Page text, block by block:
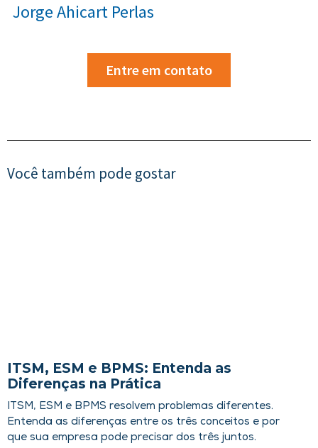
Jorge Ahicart Perlas
Entre em contato
Você também pode gostar
ITSM, ESM e BPMS: Entenda as
Diferenças na Prática
ITSM, ESM e BPMS resolvem problemas diferentes.
Entenda as diferenças entre os três conceitos e por
que sua empresa pode precisar dos três juntos.